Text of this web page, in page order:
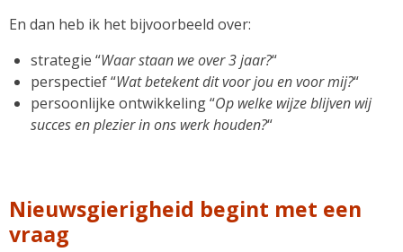
En dan heb ik het bijvoorbeeld over:
strategie “Waar staan we over 3 jaar?“
perspectief “Wat betekent dit voor jou en voor mij?“
persoonlijke ontwikkeling “Op welke wijze blijven wij
succes en plezier in ons werk houden?“
Nieuwsgierigheid begint met een
vraag